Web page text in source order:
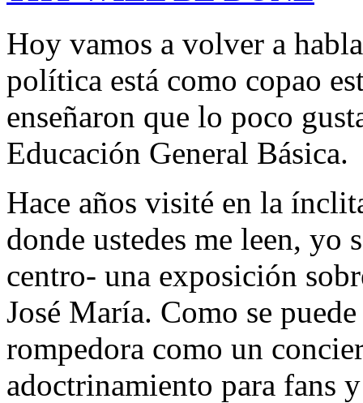
Hoy vamos a volver a
política está como copao
enseñaron que lo poco
Educación General Básica.
Hace años visité en la
donde ustedes me leen, yo
centro- una exposición
José María. Como se
rompedora como un
adoctrinamiento para fans